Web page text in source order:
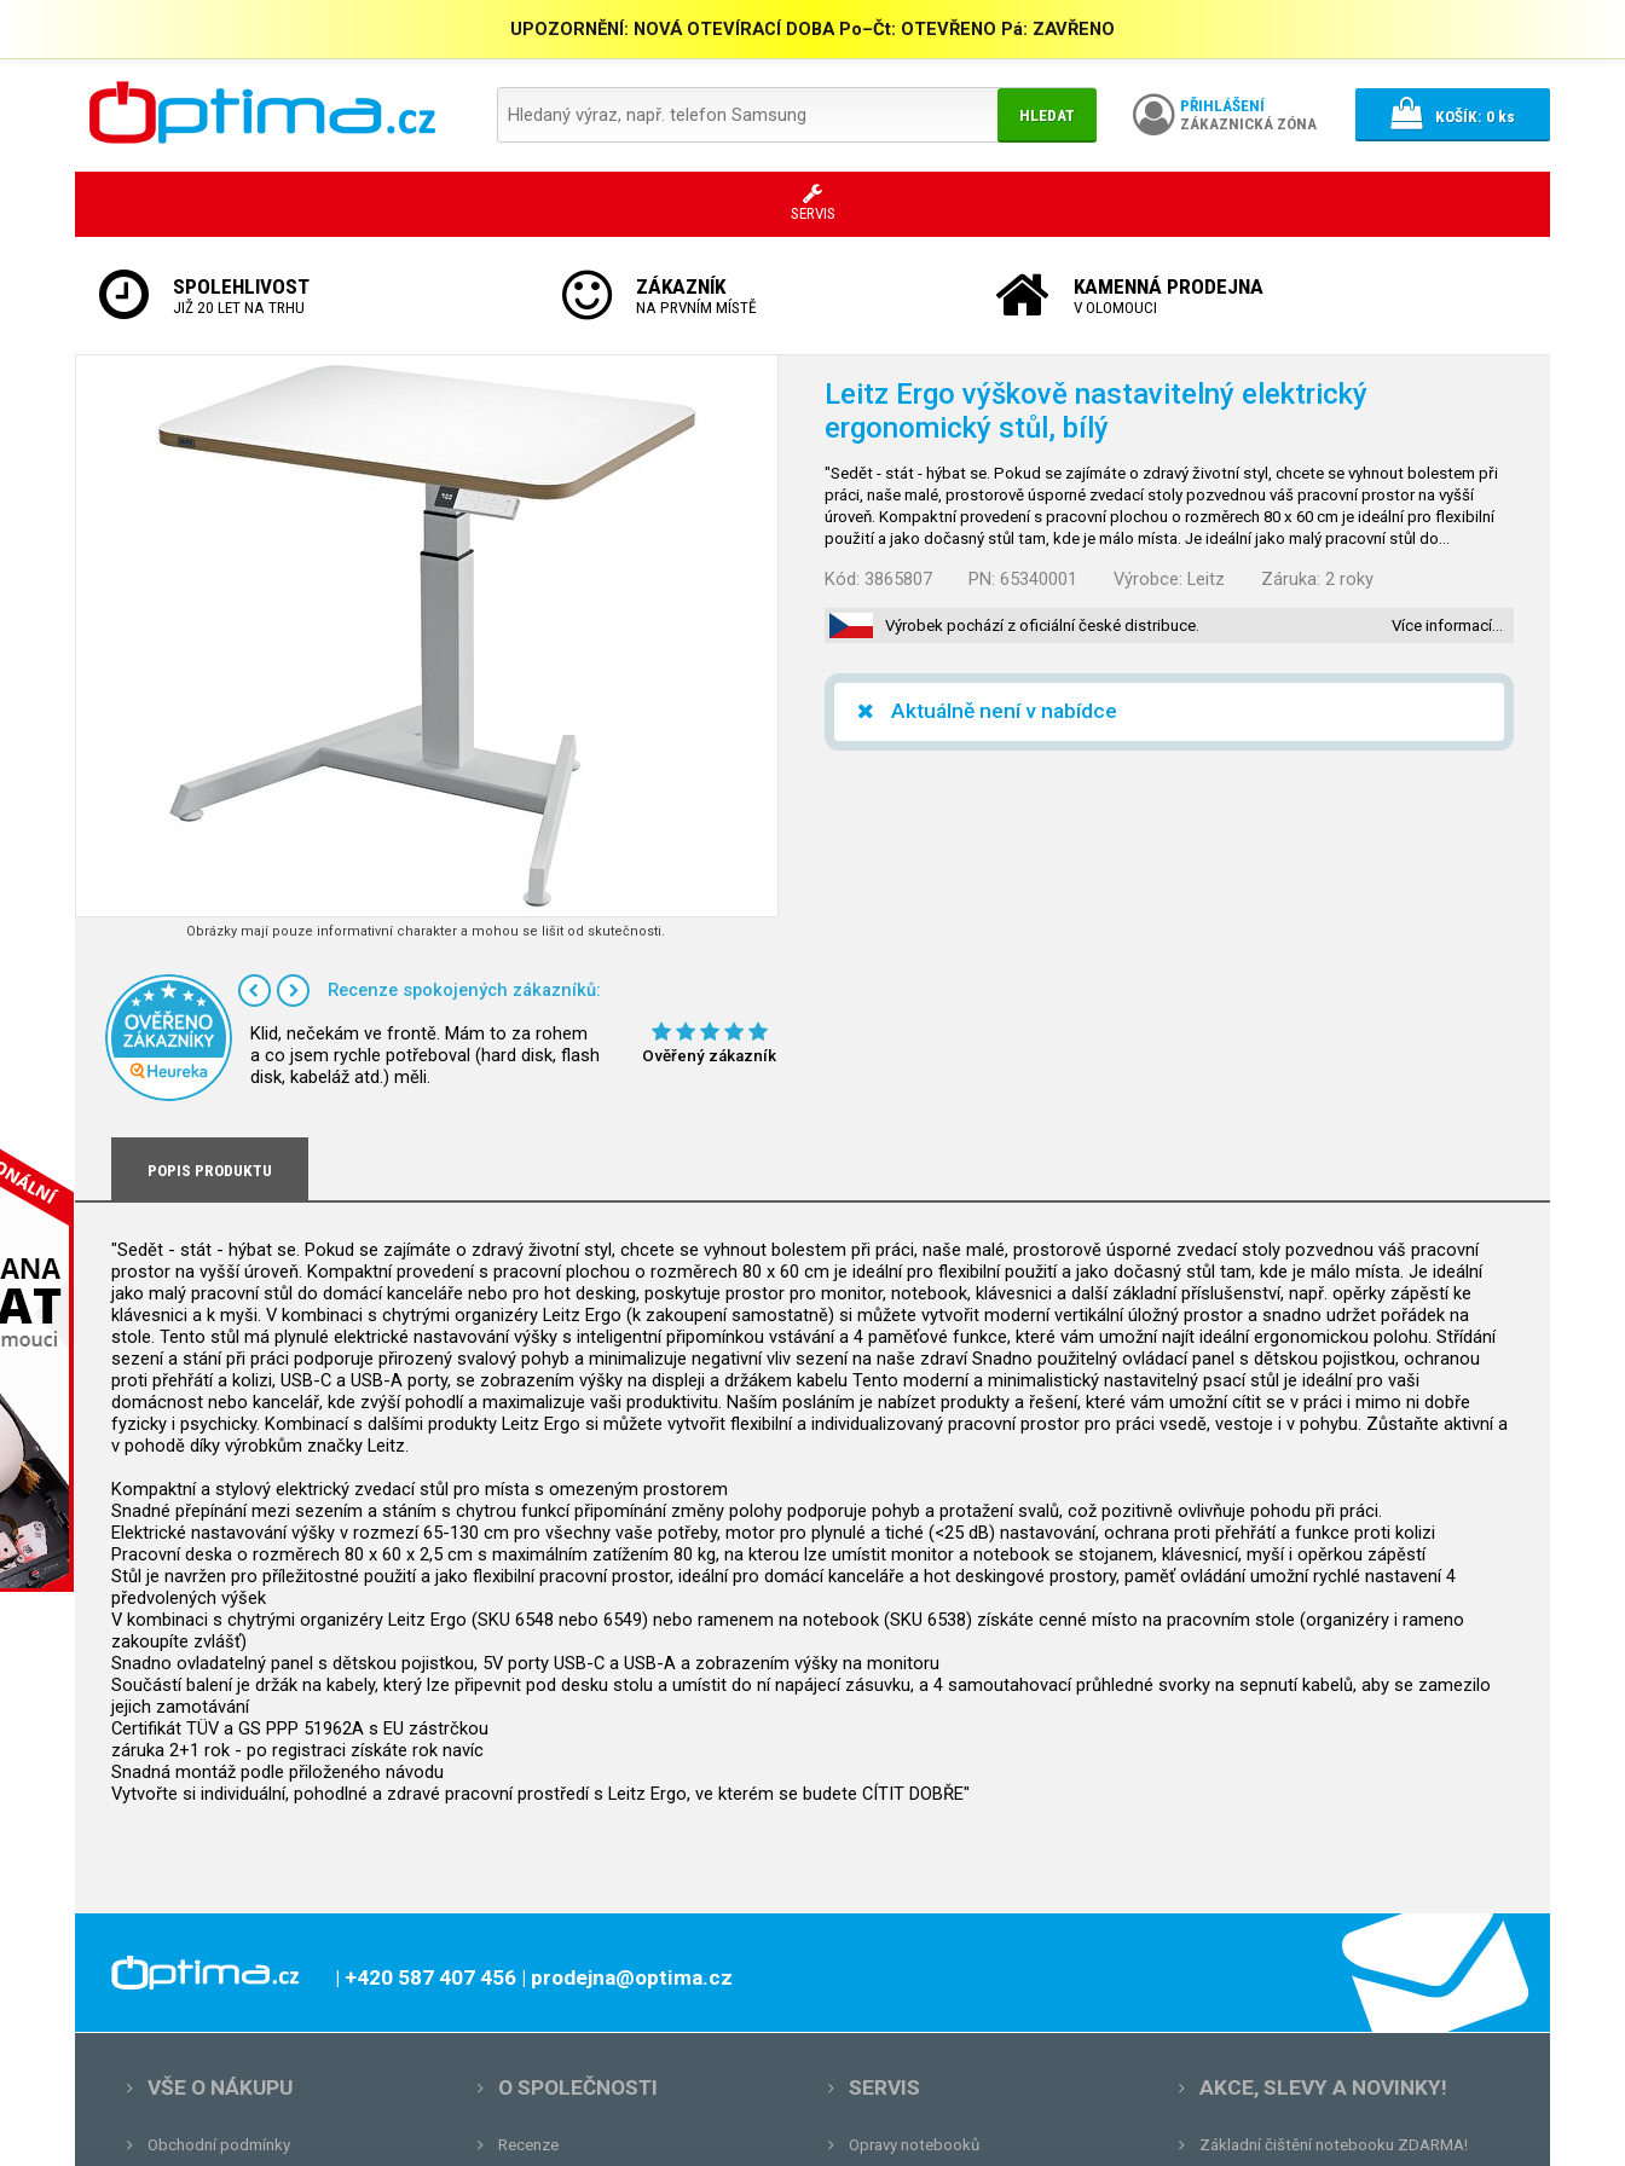
UPOZORNĚNÍ: NOVÁ OTEVÍRACÍ DOBA Po–Čt: OTEVŘENO Pá: ZAVŘENO
HLEDAT
PŘIHLÁŠENÍ
ZÁKAZNICKÁ ZÓNA
KOŠÍK: 0ks
SERVIS
SPOLEHLIVOST
JIŽ 20 LET NA TRHU
ZÁKAZNÍK
NA PRVNÍM MÍSTĚ
KAMENNÁ PRODEJNA
V OLOMOUCI
Obrázky mají pouze informativní charakter a mohou se lišit od skutečnosti.
Recenze spokojených zákazníků:
Klid, nečekám ve frontě. Mám to za rohem
a co jsem rychle potřeboval (hard disk, flash
disk, kabeláž atd.) měli.
Ověřený zákazník
Leitz Ergo výškově nastavitelný elektrický
ergonomický stůl, bílý
"Sedět - stát - hýbat se. Pokud se zajímáte o zdravý životní styl, chcete se vyhnout bolestem při
práci, naše malé, prostorově úsporné zvedací stoly pozvednou váš pracovní prostor na vyšší
úroveň. Kompaktní provedení s pracovní plochou o rozměrech 80 x 60 cm je ideální pro flexibilní
použití a jako dočasný stůl tam, kde je málo místa. Je ideální jako malý pracovní stůl do…
Kód: 3865807 PN: 65340001 Výrobce: Leitz Záruka: 2 roky
Výrobek pochází z oficiální české distribuce. Více informací…
Aktuálně není v nabídce
POPIS PRODUKTU
"Sedět - stát - hýbat se. Pokud se zajímáte o zdravý životní styl, chcete se vyhnout bolestem při práci, naše malé, prostorově úsporné zvedací stoly pozvednou váš pracovní
prostor na vyšší úroveň. Kompaktní provedení s pracovní plochou o rozměrech 80 x 60 cm je ideální pro flexibilní použití a jako dočasný stůl tam, kde je málo místa. Je ideální
jako malý pracovní stůl do domácí kanceláře nebo pro hot desking, poskytuje prostor pro monitor, notebook, klávesnici a další základní příslušenství, např. opěrky zápěstí ke
klávesnici a k myši. V kombinaci s chytrými organizéry Leitz Ergo (k zakoupení samostatně) si můžete vytvořit moderní vertikální úložný prostor a snadno udržet pořádek na
stole. Tento stůl má plynulé elektrické nastavování výšky s inteligentní připomínkou vstávání a 4 paměťové funkce, které vám umožní najít ideální ergonomickou polohu. Střídání
sezení a stání při práci podporuje přirozený svalový pohyb a minimalizuje negativní vliv sezení na naše zdraví Snadno použitelný ovládací panel s dětskou pojistkou, ochranou
proti přehřátí a kolizi, USB-C a USB-A porty, se zobrazením výšky na displeji a držákem kabelu Tento moderní a minimalistický nastavitelný psací stůl je ideální pro vaši
domácnost nebo kancelář, kde zvýší pohodlí a maximalizuje vaši produktivitu. Naším posláním je nabízet produkty a řešení, které vám umožní cítit se v práci i mimo ni dobře
fyzicky i psychicky. Kombinací s dalšími produkty Leitz Ergo si můžete vytvořit flexibilní a individualizovaný pracovní prostor pro práci vsedě, vestoje i v pohybu. Zůstaňte aktivní a
v pohodě díky výrobkům značky Leitz.
Kompaktní a stylový elektrický zvedací stůl pro místa s omezeným prostorem
Snadné přepínání mezi sezením a stáním s chytrou funkcí připomínání změny polohy podporuje pohyb a protažení svalů, což pozitivně ovlivňuje pohodu při práci.
Elektrické nastavování výšky v rozmezí 65-130 cm pro všechny vaše potřeby, motor pro plynulé a tiché (<25 dB) nastavování, ochrana proti přehřátí a funkce proti kolizi
Pracovní deska o rozměrech 80 x 60 x 2,5 cm s maximálním zatížením 80 kg, na kterou lze umístit monitor a notebook se stojanem, klávesnicí, myší i opěrkou zápěstí
Stůl je navržen pro příležitostné použití a jako flexibilní pracovní prostor, ideální pro domácí kanceláře a hot deskingové prostory, paměť ovládání umožní rychlé nastavení 4
předvolených výšek
V kombinaci s chytrými organizéry Leitz Ergo (SKU 6548 nebo 6549) nebo ramenem na notebook (SKU 6538) získáte cenné místo na pracovním stole (organizéry i rameno
zakoupíte zvlášť)
Snadno ovladatelný panel s dětskou pojistkou, 5V porty USB-C a USB-A a zobrazením výšky na monitoru
Součástí balení je držák na kabely, který lze připevnit pod desku stolu a umístit do ní napájecí zásuvku, a 4 samoutahovací průhledné svorky na sepnutí kabelů, aby se zamezilo
jejich zamotávání
Certifikát TÜV a GS PPP 51962A s EU zástrčkou
záruka 2+1 rok - po registraci získáte rok navíc
Snadná montáž podle přiloženého návodu
Vytvořte si individuální, pohodlné a zdravé pracovní prostředí s Leitz Ergo, ve kterém se budete CÍTIT DOBŘE"
| +420 587 407 456 | prodejna@optima.cz
VŠE O NÁKUPU
Obchodní podmínky
O SPOLEČNOSTI
Recenze
SERVIS
Opravy notebooků
AKCE, SLEVY A NOVINKY!
Základní čištění notebooku ZDARMA!